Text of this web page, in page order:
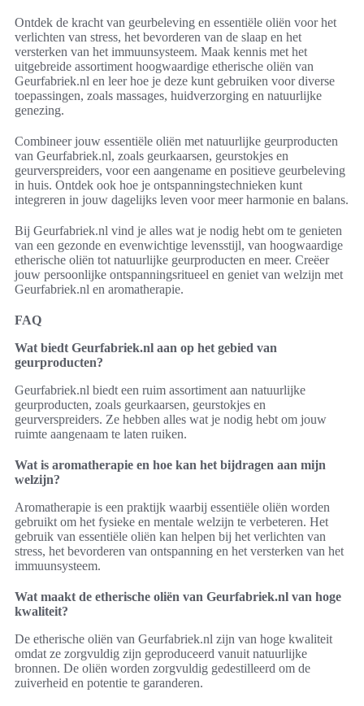
Ontdek de kracht van geurbeleving en essentiële oliën voor het
verlichten van stress, het bevorderen van de slaap en het
versterken van het immuunsysteem. Maak kennis met het
uitgebreide assortiment hoogwaardige etherische oliën van
Geurfabriek.nl en leer hoe je deze kunt gebruiken voor diverse
toepassingen, zoals massages, huidverzorging en natuurlijke
genezing.
Combineer jouw essentiële oliën met natuurlijke geurproducten
van Geurfabriek.nl, zoals geurkaarsen, geurstokjes en
geurverspreiders, voor een aangename en positieve geurbeleving
in huis. Ontdek ook hoe je ontspanningstechnieken kunt
integreren in jouw dagelijks leven voor meer harmonie en balans.
Bij Geurfabriek.nl vind je alles wat je nodig hebt om te genieten
van een gezonde en evenwichtige levensstijl, van hoogwaardige
etherische oliën tot natuurlijke geurproducten en meer. Creëer
jouw persoonlijke ontspanningsritueel en geniet van welzijn met
Geurfabriek.nl en aromatherapie.
FAQ
Wat biedt Geurfabriek.nl aan op het gebied van
geurproducten?
Geurfabriek.nl biedt een ruim assortiment aan natuurlijke
geurproducten, zoals geurkaarsen, geurstokjes en
geurverspreiders. Ze hebben alles wat je nodig hebt om jouw
ruimte aangenaam te laten ruiken.
Wat is aromatherapie en hoe kan het bijdragen aan mijn
welzijn?
Aromatherapie is een praktijk waarbij essentiële oliën worden
gebruikt om het fysieke en mentale welzijn te verbeteren. Het
gebruik van essentiële oliën kan helpen bij het verlichten van
stress, het bevorderen van ontspanning en het versterken van het
immuunsysteem.
Wat maakt de etherische oliën van Geurfabriek.nl van hoge
kwaliteit?
De etherische oliën van Geurfabriek.nl zijn van hoge kwaliteit
omdat ze zorgvuldig zijn geproduceerd vanuit natuurlijke
bronnen. De oliën worden zorgvuldig gedestilleerd om de
zuiverheid en potentie te garanderen.